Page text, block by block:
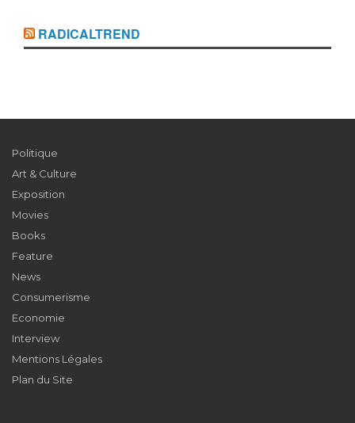
RADICALTREND
Politique
Art & Culture
Exposition
Movies
Books
Feature
News
Consumerisme
Economie
Interview
Mentions Légales
Plan du Site